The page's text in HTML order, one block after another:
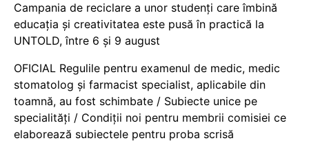
Campania de reciclare a unor studenți care îmbină
educația și creativitatea este pusă în practică la
UNTOLD, între 6 și 9 august
OFICIAL Regulile pentru examenul de medic, medic
stomatolog și farmacist specialist, aplicabile din
toamnă, au fost schimbate / Subiecte unice pe
specialități / Condiții noi pentru membrii comisiei ce
elaborează subiectele pentru proba scrisă